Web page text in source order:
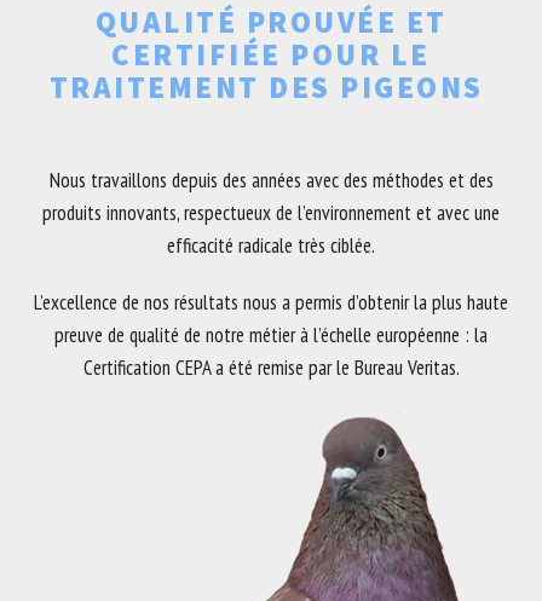
QUALITÉ PROUVÉE ET
CERTIFIÉE POUR LE
TRAITEMENT DES PIGEONS
Nous travaillons depuis des années avec des méthodes et des
produits innovants, respectueux de l’environnement et avec une
efficacité radicale très ciblée.
L’excellence de nos résultats nous a permis d’obtenir la plus haute
preuve de qualité de notre métier à l’échelle européenne : la
Certification CEPA a été remise par le Bureau Veritas.